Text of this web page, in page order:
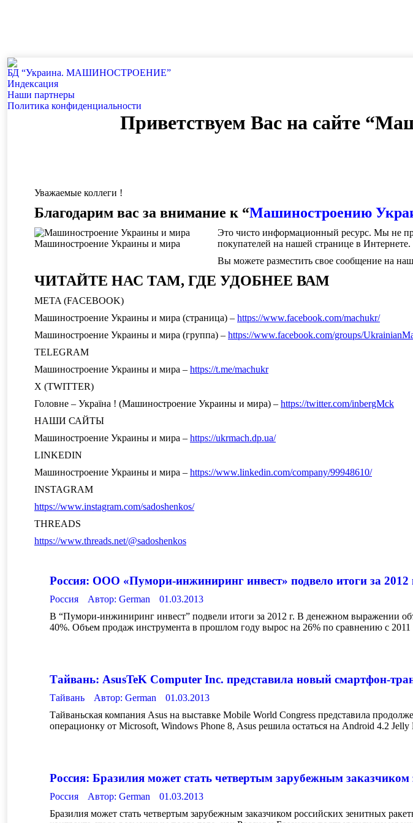
БД “Украина. МАШИНОСТРОЕНИЕ”
Индекcация
Наши партнеры
Политика конфиденциальности
Приветствуем Вас на сайте
Уважаемые коллеги !
Благодарим вас за внимание к “Машиностроению
Машиностроение Украины и мира
Это чисто информационный ресурс. Мы не
покупателей на нашей странице в Интернете.
Вы можете разместить свое сообщение на
ЧИТАЙТЕ НАС ТАМ, ГДЕ УДОБНЕЕ ВАМ
META (FACEBOOK)
Машиностроение Украины и мира (страница) – https://www.facebook.com/machukr/
Машиностроение Украины и мира (группа) – https://www.facebook.com/groups/
TELEGRAM
Машиностроение Украины и мира – https://t.me/machukr
Х (TWITTER)
Головне – Україна ! (Машиностроение Украины и мира) – https://twitter.com/inbergMck
НАШИ САЙТЫ
Машиностроение Украины и мира – https://ukrmach.dp.ua/
LINKEDIN
Машиностроение Украины и мира – https://www.linkedin.com/company/99948610/
INSTAGRAM
https://www.instagram.com/sadoshenkos/
THREADS
https://www.threads.net/@sadoshenkos
Россия: ООО «Пумори-инжиниринг инвест» подвело итоги за 2012
Россия Автор: German
01.03.2013
В “Пумори-инжиниринг инвест” подвели итоги за 2012 г. В денежном выражении
40%. Объем продаж инструмента в прошлом году вырос на 26% по сравнению с 2011
Тайвань: AsusTeK Computer Inc. представила новый смартфон-
Тайвань Автор: German
01.03.2013
Тайваньская компания Asus на выставке Mobile World Congress представила
операционку от Microsoft, Windows Phone 8, Asus решила остаться на Android 4.2
Россия: Бразилия может стать четвертым зарубежным
Россия Автор: German
01.03.2013
Бразилия может стать четвертым зарубежным заказчиком российских зенитных